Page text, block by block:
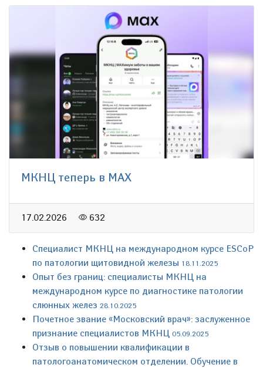
МКНЦ теперь в MAX
17.02.2026 632
Специалист МКНЦ на международном курсе ESCoP
по патологии щитовидной железы 18.11.2025
Опыт без границ: специалисты МКНЦ на
международном курсе по диагностике патологии
слюнных желез 28.10.2025
Почетное звание «Московский врач»: заслуженное
признание специалистов МКНЦ 05.09.2025
Отзыв о повышении квалификации в
патологоанатомическом отделении. Обучение в